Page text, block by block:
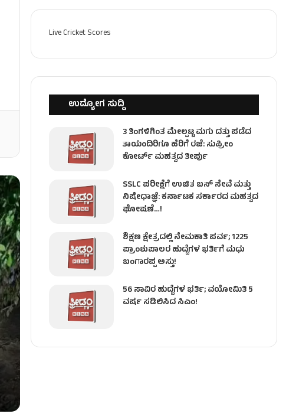
Live Cricket Scores
ಉದ್ಯೋಗ ಸುದ್ದಿ
3 ತಿಂಗಳಿಗಿಂತ ಮೇಲ್ಪಟ್ಟ ಮಗು ದತ್ತು ಪಡೆದ
ತಾಯಂದಿರಿಗೂ ಹೆರಿಗೆ ರಜೆ: ಸುಪ್ರೀಂ
ಕೋರ್ಟ್ ಮಹತ್ವದ ತೀರ್ಪು
SSLC ಪರೀಕ್ಷೆಗೆ ಉಚಿತ ಬಸ್ ಸೇವೆ ಮತ್ತು
ನಿಷೇಧಾಜ್ಞೆ: ಕರ್ನಾಟಕ ಸರ್ಕಾರದ ಮಹತ್ವದ
ಘೋಷಣೆ…!
ಶಿಕ್ಷಣ ಕ್ಷೇತ್ರದಲ್ಲಿ ನೇಮಕಾತಿ ಪರ್ವ; 1225
ಪ್ರಾಂಶುಪಾಲರ ಹುದ್ದೆಗಳ ಭರ್ತಿಗೆ ಮಧು
ಬಂಗಾರಪ್ಪ ಅಸ್ತು!
56 ಸಾವಿರ ಹುದ್ದೆಗಳ ಭರ್ತಿ; ವಯೋಮಿತಿ 5
ವರ್ಷ ಸಡಿಲಿಸಿದ ಸಿಎಂ!